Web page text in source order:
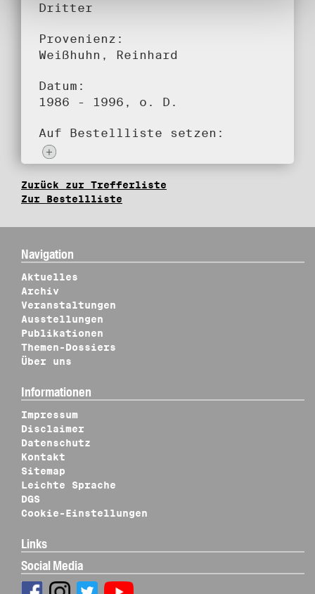
Dritter
Provenienz:
Weißhuhn, Reinhard
Datum:
1986 - 1996, o. D.
Auf Bestellliste setzen:
Zurück zur Trefferliste
Zur Bestellliste
Navigation
Aktuelles
Archiv
Veranstaltungen
Ausstellungen
Publikationen
Themen-Dossiers
Über uns
Informationen
Impressum
Disclaimer
Datenschutz
Kontakt
Sitemap
Leichte Sprache
DGS
Cookie-Einstellungen
Links
Social Media